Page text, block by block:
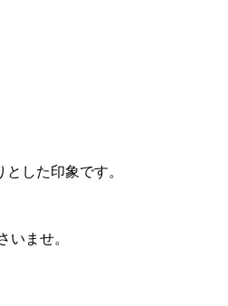
した印象です。
いませ。